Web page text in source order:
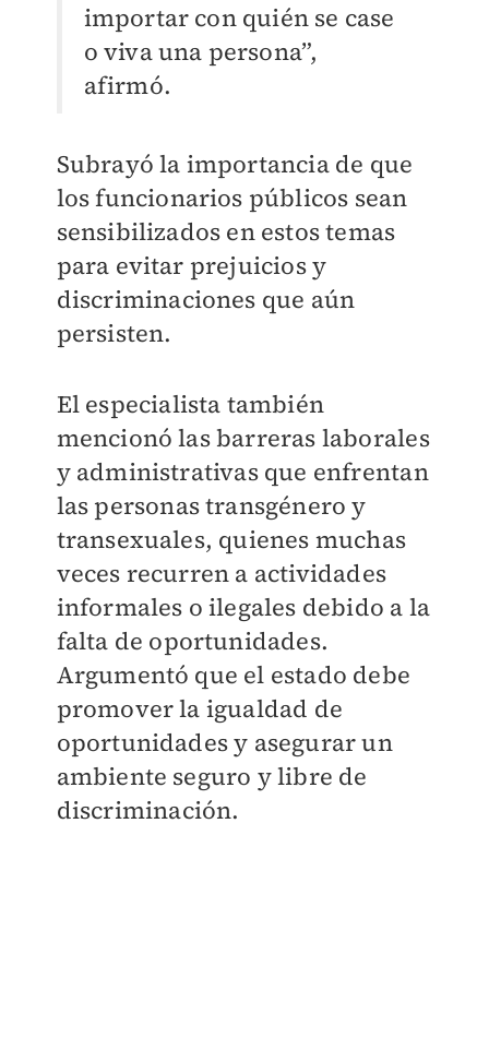
importar con quién se case
o viva una persona”,
afirmó.
Subrayó la importancia de que
los funcionarios públicos sean
sensibilizados en estos temas
para evitar prejuicios y
discriminaciones que aún
persisten.
El especialista también
mencionó las barreras laborales
y administrativas que enfrentan
las personas transgénero y
transexuales, quienes muchas
veces recurren a actividades
informales o ilegales debido a la
falta de oportunidades.
Argumentó que el estado debe
promover la igualdad de
oportunidades y asegurar un
ambiente seguro y libre de
discriminación.